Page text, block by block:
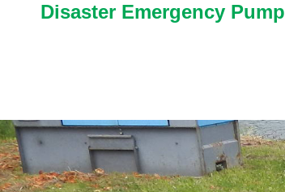
Disaster Emergency Pump